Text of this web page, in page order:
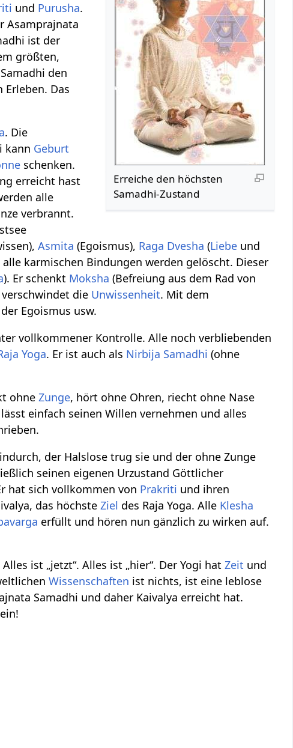
Erreiche den höchsten
Samadhi-Zustand
und Purusha.
Asamprajnata
ist der
größten,
den
Das
. Die
kann Geburt
schenken.
erreicht hast
alle
verbrannt.
Asmita (Egoismus), Raga Dvesha (Liebe und
karmischen Bindungen werden gelöscht. Dieser
). Er schenkt Moksha (Befreiung aus dem Rad von
verschwindet die Unwissenheit. Mit dem
Egoismus usw.
vollkommener Kontrolle. Alle noch verbliebenden
Yoga. Er ist auch als Nirbija Samadhi (ohne
ohneZunge, hört ohne Ohren, riecht ohne Nase
einfach seinen Willen vernehmen und alles
der Halslose trug sie und der ohne Zunge
seinen eigenen Urzustand Göttlicher
hat sich vollkommen von Prakriti und ihren
das höchsteZiel des Raja Yoga. Alle Klesha
erfüllt und hören nun gänzlich zu wirken auf.
ist „jetzt“. Alles ist „hier“. Der Yogi hatZeit und
Wissenschaften ist nichts, ist eine leblose
Samadhi und daher Kaivalya erreicht hat.